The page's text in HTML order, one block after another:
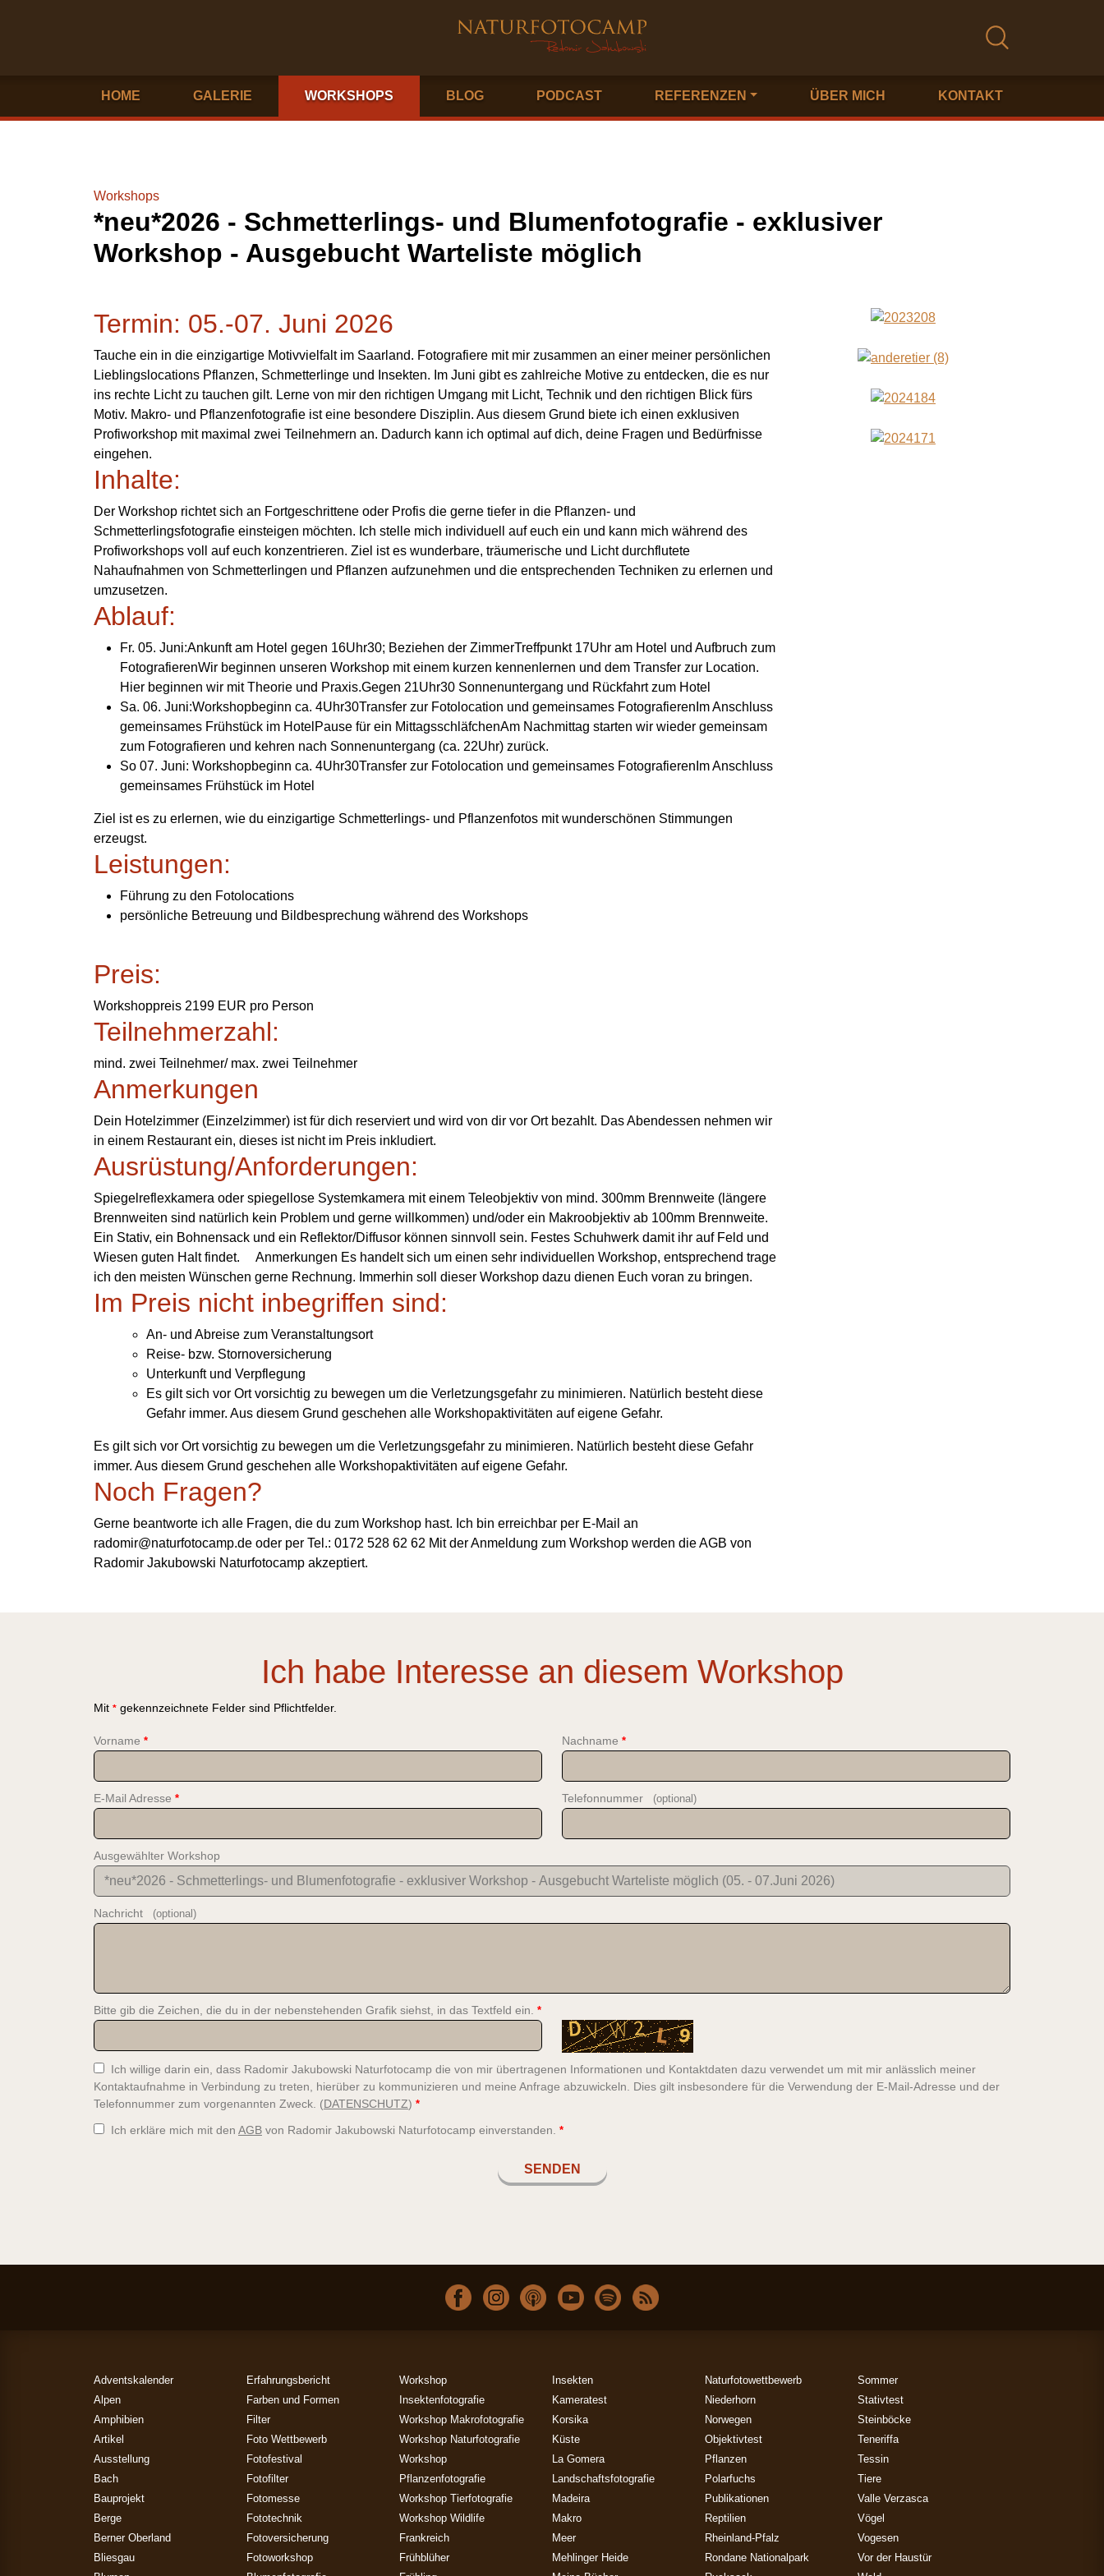
HOME GALERIE WORKSHOPS BLOG PODCAST REFERENZEN ÜBER MICH KONTAKT
Workshops
*neu*2026 - Schmetterlings- und Blumenfotografie - exklusiver
Workshop - Ausgebucht Warteliste möglich
Termin: 05.-07. Juni 2026
Tauche ein in die einzigartige Motivvielfalt im Saarland. Fotografiere mit mir zusammen an einer meiner persönlichen
Lieblingslocations Pflanzen, Schmetterlinge und Insekten. Im Juni gibt es zahlreiche Motive zu entdecken, die es nur
ins rechte Licht zu tauchen gilt. Lerne von mir den richtigen Umgang mit Licht, Technik und den richtigen Blick fürs
Motiv. Makro- und Pflanzenfotografie ist eine besondere Disziplin. Aus diesem Grund biete ich einen exklusiven
Profiworkshop mit maximal zwei Teilnehmern an. Dadurch kann ich optimal auf dich, deine Fragen und Bedürfnisse
eingehen.
Inhalte:
Der Workshop richtet sich an Fortgeschrittene oder Profis die gerne tiefer in die Pflanzen- und
Schmetterlingsfotografie einsteigen möchten. Ich stelle mich individuell auf euch ein und kann mich während des
Profiworkshops voll auf euch konzentrieren. Ziel ist es wunderbare, träumerische und Licht durchflutete
Nahaufnahmen von Schmetterlingen und Pflanzen aufzunehmen und die entsprechenden Techniken zu erlernen und
umzusetzen.
Ablauf:
Fr. 05. Juni:Ankunft am Hotel gegen 16Uhr30; Beziehen der ZimmerTreffpunkt 17Uhr am Hotel und Aufbruch zum
FotografierenWir beginnen unseren Workshop mit einem kurzen kennenlernen und dem Transfer zur Location.
Hier beginnen wir mit Theorie und Praxis.Gegen 21Uhr30 Sonnenuntergang und Rückfahrt zum Hotel
Sa. 06. Juni:Workshopbeginn ca. 4Uhr30Transfer zur Fotolocation und gemeinsames FotografierenIm Anschluss
gemeinsames Frühstück im HotelPause für ein MittagsschläfchenAm Nachmittag starten wir wieder gemeinsam
zum Fotografieren und kehren nach Sonnenuntergang (ca. 22Uhr) zurück.
So 07. Juni: Workshopbeginn ca. 4Uhr30Transfer zur Fotolocation und gemeinsames FotografierenIm Anschluss
gemeinsames Frühstück im Hotel
Ziel ist es zu erlernen, wie du einzigartige Schmetterlings- und Pflanzenfotos mit wunderschönen Stimmungen
erzeugst.
Leistungen:
Führung zu den Fotolocations
persönliche Betreuung und Bildbesprechung während des Workshops
Preis:
Workshoppreis 2199 EUR pro Person
Teilnehmerzahl:
mind. zwei Teilnehmer/ max. zwei Teilnehmer
Anmerkungen
Dein Hotelzimmer (Einzelzimmer) ist für dich reserviert und wird von dir vor Ort bezahlt. Das Abendessen nehmen wir
in einem Restaurant ein, dieses ist nicht im Preis inkludiert.
Ausrüstung/Anforderungen:
Spiegelreflexkamera oder spiegellose Systemkamera mit einem Teleobjektiv von mind. 300mm Brennweite (längere
Brennweiten sind natürlich kein Problem und gerne willkommen) und/oder ein Makroobjektiv ab 100mm Brennweite.
Ein Stativ, ein Bohnensack und ein Reflektor/Diffusor können sinnvoll sein. Festes Schuhwerk damit ihr auf Feld und
Wiesen guten Halt findet. Anmerkungen Es handelt sich um einen sehr individuellen Workshop, entsprechend trage
ich den meisten Wünschen gerne Rechnung. Immerhin soll dieser Workshop dazu dienen Euch voran zu bringen.
Im Preis nicht inbegriffen sind:
An- und Abreise zum Veranstaltungsort
Reise- bzw. Stornoversicherung
Unterkunft und Verpflegung
Es gilt sich vor Ort vorsichtig zu bewegen um die Verletzungsgefahr zu minimieren. Natürlich besteht diese
Gefahr immer. Aus diesem Grund geschehen alle Workshopaktivitäten auf eigene Gefahr.
Es gilt sich vor Ort vorsichtig zu bewegen um die Verletzungsgefahr zu minimieren. Natürlich besteht diese Gefahr
immer. Aus diesem Grund geschehen alle Workshopaktivitäten auf eigene Gefahr.
Noch Fragen?
Gerne beantworte ich alle Fragen, die du zum Workshop hast. Ich bin erreichbar per E-Mail an
radomir@naturfotocamp.de oder per Tel.: 0172 528 62 62 Mit der Anmeldung zum Workshop werden die AGB von
Radomir Jakubowski Naturfotocamp akzeptiert.
Ich habe Interesse an diesem Workshop
Mit * gekennzeichnete Felder sind Pflichtfelder.
Vorname * Nachname *
E-Mail Adresse * Telefonnummer (optional)
Ausgewählter Workshop
Nachricht (optional)
Bitte gib die Zeichen, die du in der nebenstehenden Grafik siehst, in das Textfeld ein. *
Ich willige darin ein, dass Radomir Jakubowski Naturfotocamp die von mir übertragenen Informationen und Kontaktdaten dazu verwendet um mit mir anlässlich meiner
Kontaktaufnahme in Verbindung zu treten, hierüber zu kommunizieren und meine Anfrage abzuwickeln. Dies gilt insbesondere für die Verwendung der E-Mail-Adresse und der
Telefonnummer zum vorgenannten Zweck. (DATENSCHUTZ) *
Ich erkläre mich mit den AGB von Radomir Jakubowski Naturfotocamp einverstanden. *
Adventskalender
Alpen
Amphibien
Artikel
Ausstellung
Bach
Bauprojekt
Berge
Berner Oberland
Bliesgau
Erfahrungsbericht
Farben und Formen
Filter
Foto Wettbewerb
Fotofestival
Fotofilter
Fotomesse
Fototechnik
Fotoversicherung
Fotoworkshop
Workshop
Insektenfotografie
Workshop Makrofotografie
Workshop Naturfotografie
Workshop
Pflanzenfotografie
Workshop Tierfotografie
Workshop Wildlife
Frankreich
Frühblüher
Insekten
Kameratest
Korsika
Küste
La Gomera
Landschaftsfotografie
Madeira
Makro
Meer
Mehlinger Heide
Naturfotowettbewerb
Niederhorn
Norwegen
Objektivtest
Pflanzen
Polarfuchs
Publikationen
Reptilien
Rheinland-Pfalz
Rondane Nationalpark
Sommer
Stativtest
Steinböcke
Teneriffa
Tessin
Tiere
Valle Verzasca
Vögel
Vogesen
Vor der Haustür